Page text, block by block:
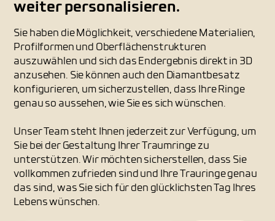
weiter personalisieren.
Sie haben die Möglichkeit, verschiedene Materialien,
Profilformen und Oberflächenstrukturen
auszuwählen und sich das Endergebnis direkt in 3D
anzusehen. Sie können auch den Diamantbesatz
konfigurieren, um sicherzustellen, dass Ihre Ringe
genau so aussehen, wie Sie es sich wünschen.
Unser Team steht Ihnen jederzeit zur Verfügung, um
Sie bei der Gestaltung Ihrer Traumringe zu
unterstützen. Wir möchten sicherstellen, dass Sie
vollkommen zufrieden sind und Ihre Trauringe genau
das sind, was Sie sich für den glücklichsten Tag Ihres
Lebens wünschen.